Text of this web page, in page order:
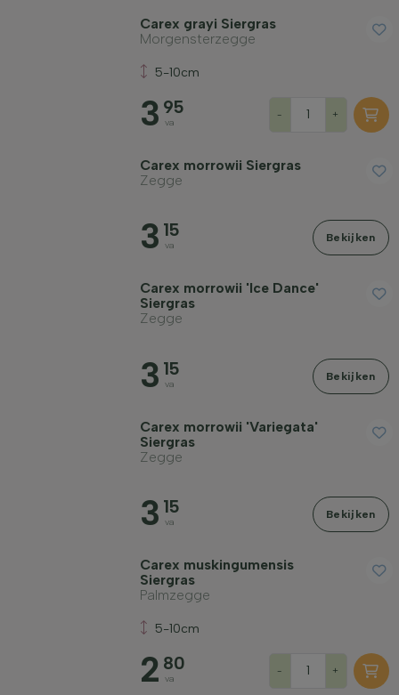
Carex grayi Siergras
Morgensterzegge
5-10cm
3 95
va
- +
Carex morrowii Siergras
Zegge
3 15
va
Bekijken
Carex morrowii 'Ice Dance'
Siergras
Zegge
3 15
va
Bekijken
Carex morrowii 'Variegata'
Siergras
Zegge
3 15
va
Bekijken
Carex muskingumensis
Siergras
Palmzegge
5-10cm
2 80
va
- +